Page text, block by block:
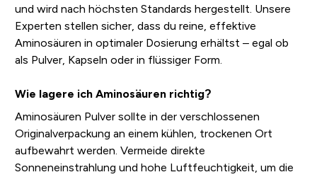
und wird nach höchsten Standards hergestellt. Unsere
Experten stellen sicher, dass du reine, effektive
Aminosäuren in optimaler Dosierung erhältst – egal ob
als Pulver, Kapseln oder in flüssiger Form.
Wie lagere ich Aminosäuren richtig?
Aminosäuren Pulver sollte in der verschlossenen
Originalverpackung an einem kühlen, trockenen Ort
aufbewahrt werden. Vermeide direkte
Sonneneinstrahlung und hohe Luftfeuchtigkeit, um die